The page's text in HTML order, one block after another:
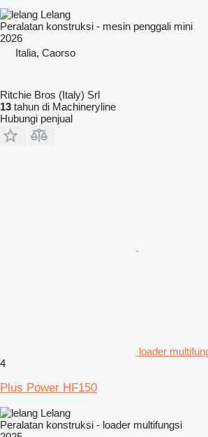
Lelang
Peralatan konstruksi - mesin penggali mini
2026
Italia, Caorso
Ritchie Bros (Italy) Srl
13 tahun di Machineryline
Hubungi penjual
loader
4
Plus Power HF150
Lelang
Peralatan konstruksi - loader multifungsi